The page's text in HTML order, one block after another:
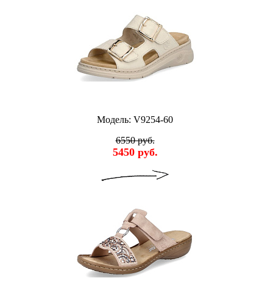
Модель: V9254-60
6550 руб.
5450 руб.